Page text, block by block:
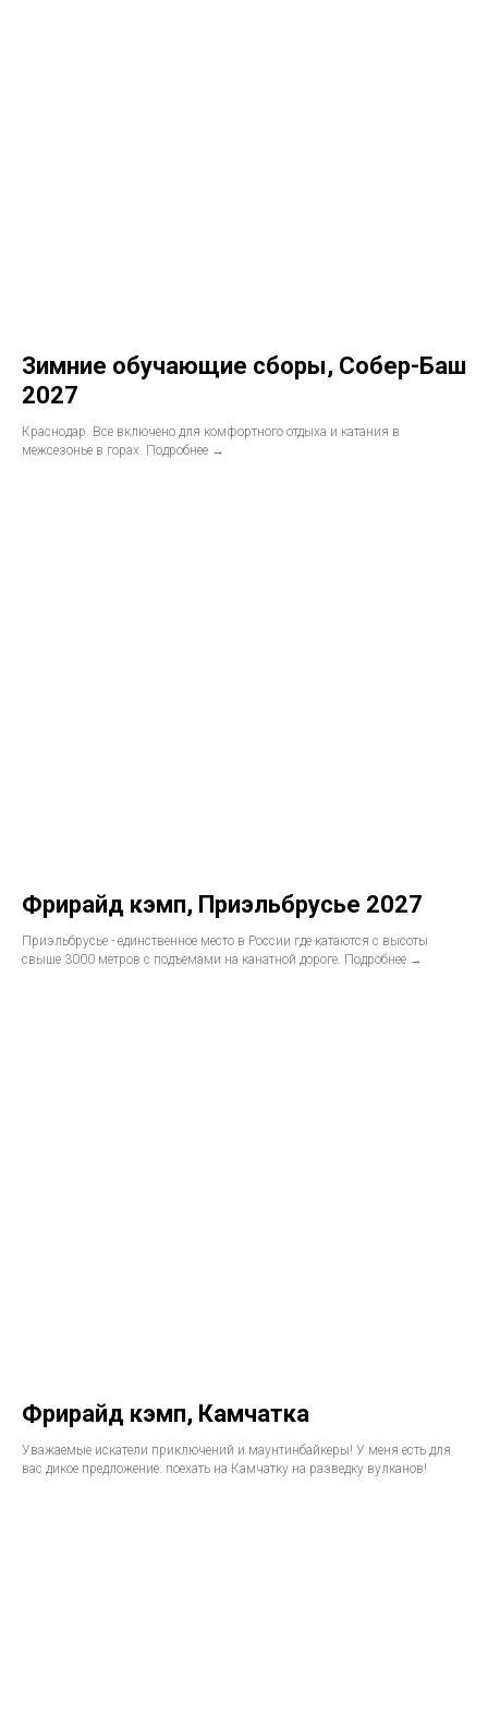
Зимние обучающие сборы, Cобер-Баш
2027
Краснодар. Все включено для комфортного отдыха и катания в
межсезонье в горах. Подробнее →
Фрирайд кэмп, Приэльбрусье 2027
Приэльбрусье - единственное место в России где катаются с высоты
свыше 3000 метров с подъемами на канатной дороге. Подробнее →
Фрирайд кэмп, Камчатка
Уважаемые искатели приключений и маунтинбайкеры! У меня есть для
вас дикое предложение: поехать на Камчатку на разведку вулканов!